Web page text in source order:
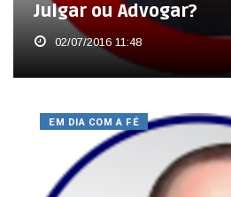
Julgar ou Advogar?
02/07/2016 11:48
EM DIA COM A FÉ